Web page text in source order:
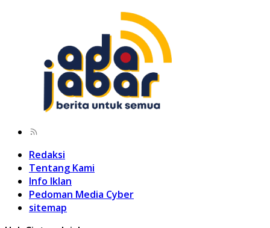
Redaksi
Tentang Kami
Info Iklan
Pedoman Media Cyber
sitemap